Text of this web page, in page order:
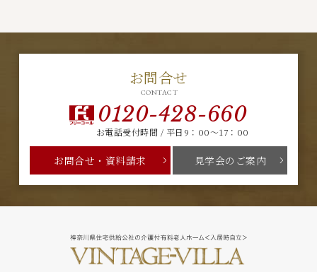
お問合せ
CONTACT
0120-428-660
お電話受付時間 / 平日9：00～17：00
お問合せ・資料請求 見学会のご案内